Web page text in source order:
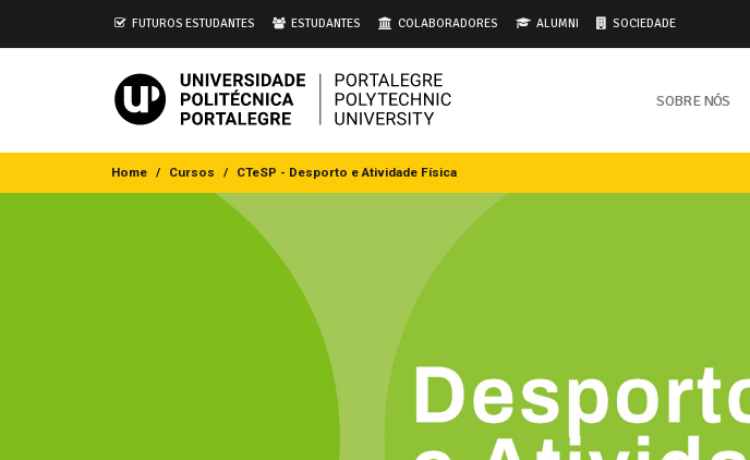
FUTUROS ESTUDANTES ESTUDANTES COLABORADORES ALUMNI SOCIEDADE
Sobre Nós
Home Cursos CTeSP - Desporto e Atividade Física